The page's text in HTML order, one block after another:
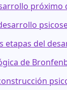
próximo
etapas del
de